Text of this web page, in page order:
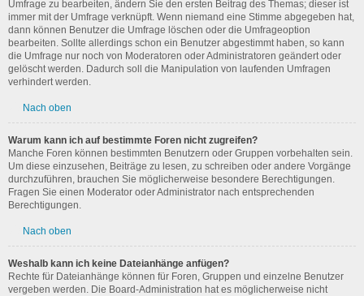
Umfrage zu bearbeiten, ändern Sie den ersten Beitrag des Themas; dieser ist
immer mit der Umfrage verknüpft. Wenn niemand eine Stimme abgegeben hat,
dann können Benutzer die Umfrage löschen oder die Umfrageoption
bearbeiten. Sollte allerdings schon ein Benutzer abgestimmt haben, so kann
die Umfrage nur noch von Moderatoren oder Administratoren geändert oder
gelöscht werden. Dadurch soll die Manipulation von laufenden Umfragen
verhindert werden.
Nach oben
Warum kann ich auf bestimmte Foren nicht zugreifen?
Manche Foren können bestimmten Benutzern oder Gruppen vorbehalten sein.
Um diese einzusehen, Beiträge zu lesen, zu schreiben oder andere Vorgänge
durchzuführen, brauchen Sie möglicherweise besondere Berechtigungen.
Fragen Sie einen Moderator oder Administrator nach entsprechenden
Berechtigungen.
Nach oben
Weshalb kann ich keine Dateianhänge anfügen?
Rechte für Dateianhänge können für Foren, Gruppen und einzelne Benutzer
vergeben werden. Die Board-Administration hat es möglicherweise nicht